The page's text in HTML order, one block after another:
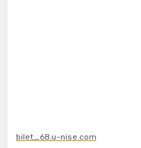
bilet_68.u-nise.com